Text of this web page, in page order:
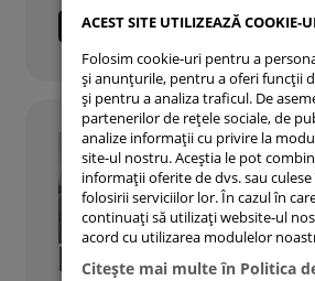
ACEST SITE UTILIZEAZĂ COOKIE-
Folosim cookie-uri pentru a
și anunțurile, pentru a oferi funcții
și pentru a analiza traficul. De
partenerilor de rețele sociale, de
analize informații cu privire la
site-ul nostru. Aceștia le pot
informații oferite de dvs. sau
folosirii serviciilor lor. În cazul în
continuați să utilizați website-ul
acord cu utilizarea modulelor
Citeşte mai multe în Politica
CITESTE MAI MULTE
ELECTRICA